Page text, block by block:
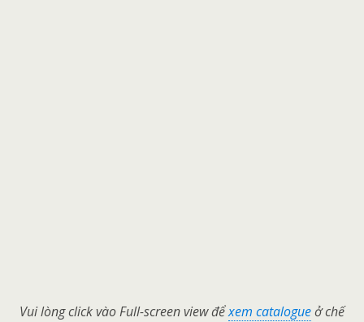
Vui lòng click vào Full-screen view đểxem catalogueở chế